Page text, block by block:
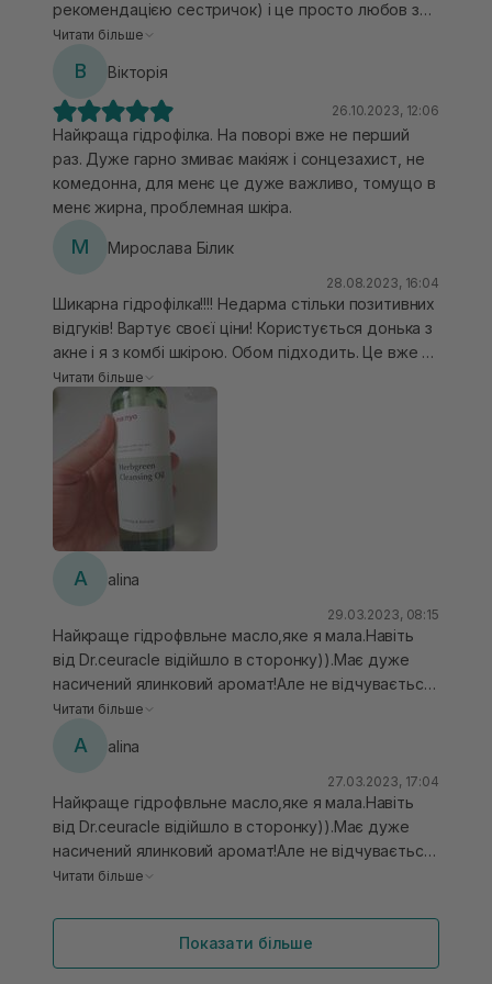
рекомендацією сестричок) і це просто любов з
першого використання) маю комбіновану чутливу
Некомедогенна, очищує пори на ура, макіяж/спф
добре змиває, гарно емульгується з водою,
мінімальний розхід навіть якщо користуватися
мініатюркою. Аромат такий цікавий, хвойний)
люблю цей засіб
Читати більше
В Вікторія
26.10.2023, 12:06
Найкраща гідрофілка. На поворі вже не перший
раз. Дуже гарно змиває макіяж і сонцезахист, не
комедонна, для менє це дуже важливо, томущо в
менє жирна, проблемная шкіра.
М Мирослава Білик
28.08.2023, 16:04
Шикарна гідрофілка!!!! Недарма стільки позитивних
відгуків! Вартує своєї ціни! Користується донька з
акне і я з комбі шкірою. Обом підходить. Це вже 2
баночка, думаю, буде і третя! Емульгується дуже
гарно, хоча досить густа олія.
Читати більше
A alina
29.03.2023, 08:15
Найкраще гідрофвльне масло,яке я мала.Навіть
від Dr.ceuracle відійшло в сторонку)).Має дуже
насичений ялинковий аромат!Але не відчувається
вже одразу після змивання.Текстура не
залишає плівки ,сальних ниток та відкритих
комедонів.Мала формат 55 мл,залюбки повторила
б і повнорозмір
Читати більше
A alina
27.03.2023, 17:04
Найкраще гідрофвльне масло,яке я мала.Навіть
від Dr.ceuracle відійшло в сторонку)).Має дуже
насичений ялинковий аромат!Але не відчувається
вже одразу після змивання.Текстура не
залишає плівки ,сальних ниток та відкритих
комедонів.Мала формат 55 мл,залюбки повторила
б і повнорозмір
Читати більше
Показати більше